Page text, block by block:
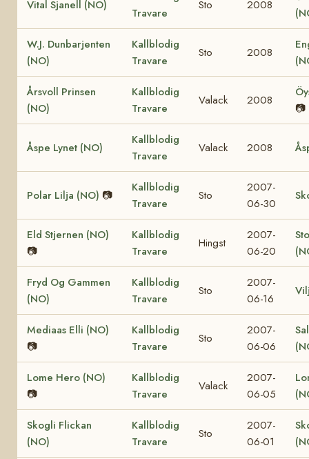
Vital Sjanell (NO)
Travare
Sto 2008
W.J. Dunbarjenten
(NO)
Kallblodig
Travare
Sto 2008
Årsvoll Prinsen
(NO)
Kallblodig
Travare
Valack 2008
📷
Åspe Lynet (NO)
Kallblodig
Travare
Valack 2008
Polar Lilja (NO) 📷
Kallblodig
Travare
Sto
2007-
06-30
Eld Stjernen (NO)
📷
Kallblodig
Travare
Hingst
2007-
06-20
Fryd Og Gammen
(NO)
Kallblodig
Travare
Sto
2007-
06-16
Mediaas Elli (NO)
📷
Kallblodig
Travare
Sto
2007-
06-06
Lome Hero (NO)
📷
Kallblodig
Travare
Valack
2007-
06-05
Skogli Flickan
(NO)
Kallblodig
Travare
Sto
2007-
06-01